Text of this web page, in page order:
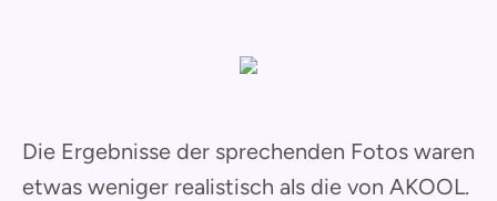
Die Ergebnisse der sprechenden Fotos waren
etwas weniger realistisch als die von AKOOL.